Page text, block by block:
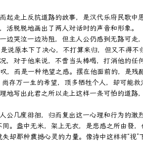
走上反抗道路的故事，是汉代乐府民歌中
脱脱地画出了两人对话时的声音和形象。
哭泣一边劝阻，但主人公仍感到无路可走
说原本下了决心，不打算来归，但又不得
对于他来说，不啻当头棒喝，打消他的任
，而是一种绝望之感。摆在他面前的，是残
存万一生的希望，顶多牺牲个人，却可能
写出此君之所以走上这样一条可怕的道路
几度徘徊，归而复出这一心理和行为的激
。盎中无米，架上无衣，是悲感之所由發
却那种震撼心灵的力量。像诗中这样将“视”